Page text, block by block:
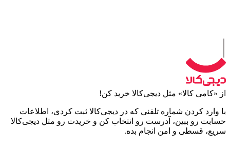
مثل دیجی‌کالا خرید کن!
شماره تلفنی که در دیجی‌کالا ثبت کردی، اطلاعات
آدرست رو انتخاب کن و خریدت رو مثل دیجی‌کالا
و امن انجام بده.